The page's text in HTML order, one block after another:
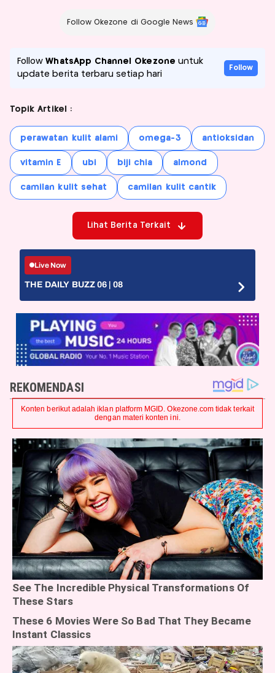
Follow Okezone di Google News
FollowWhatsApp Channel Okezone untuk
update berita terbaru setiap hari
Follow
Topik Artikel :
perawatan kulit alami omega-3 antioksidan
vitamin E ubi biji chia almond
camilan kulit sehat camilan kulit cantik
Lihat Berita Terkait
Live Now
THE DAILY BUZZ 06 | 08